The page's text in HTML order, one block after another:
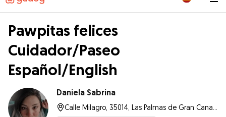
Pawpitas felices
Cuidador/Paseo
Español/English
Daniela Sabrina